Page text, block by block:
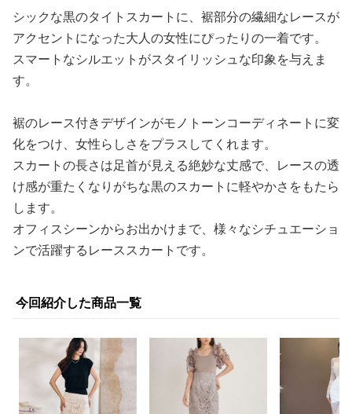
シックな黒のタイトスカートに、裾部分の繊細なレースが
アクセントになった大人の女性にぴったりの一着です。
スマートなシルエットがスタイリッシュな印象を与えま
す。
裾のレース付きデザインがモノトーンコーディネートに変
化をつけ、女性らしさをプラスしてくれます。
スカートの長さは足首が見える絶妙な丈感で、レースの透
け感が重たくなりがちな黒のスカートに軽やかさをもたら
します。
オフィスシーンからお出かけまで、様々なシチュエーショ
ンで活躍するレーススカートです。
今回紹介した商品一覧